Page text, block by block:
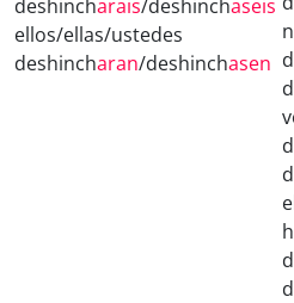
deshincharais/deshinchaseis
ellos/ellas/ustedes
deshincharan/deshinchasen